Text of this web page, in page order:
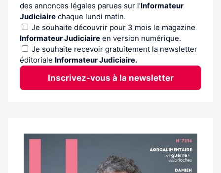
des annonces légales parues sur l’Informateur
Judiciaire chaque lundi matin.
Je souhaite découvrir pour 3 mois le magazine
Informateur Judiciaire en version numérique.
Je souhaite recevoir gratuitement la newsletter
éditoriale Informateur Judiciaire.
Inscrivez-vous à la newsletter
Notre